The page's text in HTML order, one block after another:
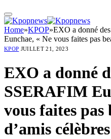
Home»KPOP»EXO a donné
Eunchae, « Ne vous faites pas
KPOP JUILLET 21, 2023
EXO a donné
SSERAFIM
vous faites pas
d’amis